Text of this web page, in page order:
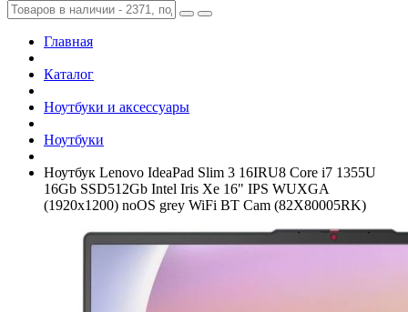
Главная
Каталог
Ноутбуки и аксессуары
Ноутбуки
Ноутбук Lenovo IdeaPad Slim 3 16IRU8 Core i7 1355U
16Gb SSD512Gb Intel Iris Xe 16" IPS WUXGA
(1920x1200) noOS grey WiFi BT Cam (82X80005RK)